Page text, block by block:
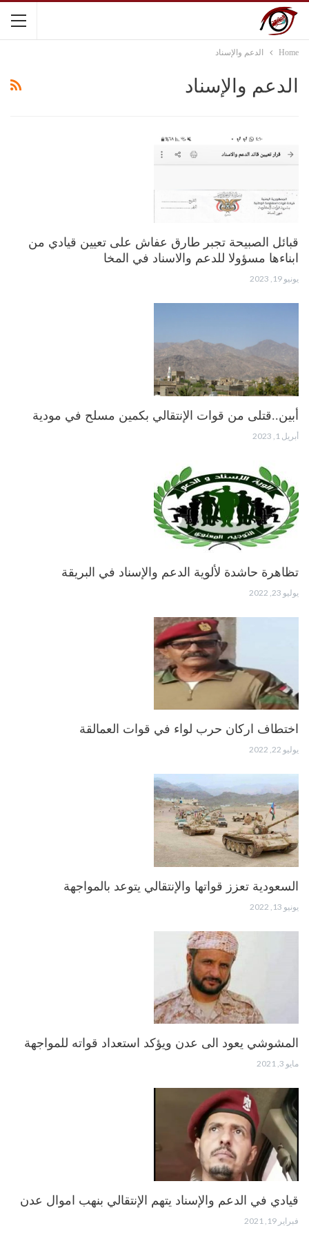
Home الدعم والإسناد
الدعم والإسناد
قبائل الصبيحة تجبر طارق عفاش على تعيين قيادي من
ابناءها مسؤولا للدعم والاسناد في المخا
يونيو 19, 2023
أبين..قتلى من قوات الإنتقالي بكمين مسلح في مودية
أبريل 1, 2023
تظاهرة حاشدة لألوية الدعم والإسناد في البريقة
يوليو 23, 2022
اختطاف اركان حرب لواء في قوات العمالقة
يوليو 22, 2022
السعودية تعزز قواتها والإنتقالي يتوعد بالمواجهة
يونيو 13, 2022
المشوشي يعود الى عدن ويؤكد استعداد قواته للمواجهة
مايو 3, 2021
قيادي في الدعم والإسناد يتهم الإنتقالي بنهب اموال عدن
فبراير 19, 2021